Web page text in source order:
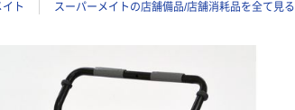
ト スーパーメイトの店舗備品/店舗消耗品を全て見る